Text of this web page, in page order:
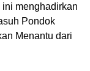
ini menghadirkan
Pondok
Menantu dari